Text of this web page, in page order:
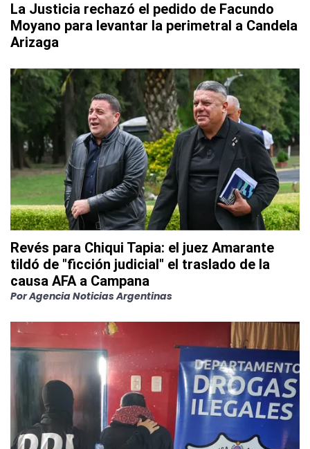
La Justicia rechazó el pedido de Facundo
Moyano para levantar la perimetral a Candela
Arizaga
Revés para Chiqui Tapia: el juez Amarante
tildó de "ficción judicial" el traslado de la
causa AFA a Campana
PorAgencia Noticias Argentinas